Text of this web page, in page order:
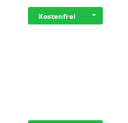
Kostenfrei